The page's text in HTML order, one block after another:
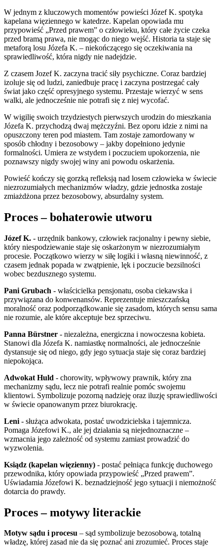
W jednym z kluczowych momentów powieści Józef K. spotyka
kapelana więziennego w katedrze. Kapelan opowiada mu
przypowieść „Przed prawem” o człowieku, który całe życie czeka
przed bramą prawa, nie mogąc do niego wejść. Historia ta staje się
metaforą losu Józefa K. – niekończącego się oczekiwania na
sprawiedliwość, która nigdy nie nadejdzie.
Z czasem Jozef K. zaczyna tracić siły psychiczne. Coraz bardziej
izoluje się od ludzi, zaniedbuje pracę i zaczyna postrzegać cały
świat jako część opresyjnego systemu. Przestaje wierzyć w sens
walki, ale jednocześnie nie potrafi się z niej wycofać.
W wigilię swoich trzydziestych pierwszych urodzin do mieszkania
Józefa K. przychodzą dwaj mężczyźni. Bez oporu idzie z nimi na
opuszczony teren pod miastem. Tam zostaje zamordowany w
sposób chłodny i bezosobowy – jakby dopełniono jedynie
formalności. Umiera ze wstydem i poczuciem upokorzenia, nie
poznawszy nigdy swojej winy ani powodu oskarżenia.
Powieść kończy się gorzką refleksją nad losem człowieka w świecie
niezrozumiałych mechanizmów władzy, gdzie jednostka zostaje
zmiażdżona przez bezosobowy, absurdalny system.
Proces – bohaterowie utworu
Józef K. - urzędnik bankowy, człowiek racjonalny i pewny siebie,
który niespodziewanie staje się oskarżonym w niezrozumiałym
procesie. Początkowo wierzy w siłę logiki i własną niewinność, z
czasem jednak popada w zwątpienie, lęk i poczucie bezsilności
wobec bezdusznego systemu.
Pani Grubach - właścicielka pensjonatu, osoba ciekawska i
przywiązana do konwenansów. Reprezentuje mieszczańską
moralność oraz podporządkowanie się zasadom, których sensu sama
nie rozumie, ale które akceptuje bez sprzeciwu.
Panna Bürstner - niezależna, energiczna i nowoczesna kobieta.
Stanowi dla Józefa K. namiastkę normalności, ale jednocześnie
dystansuje się od niego, gdy jego sytuacja staje się coraz bardziej
niepokojąca.
Adwokat Huld - chorowity, wpływowy prawnik, który zna
mechanizmy sądu, lecz nie potrafi realnie pomóc swojemu
klientowi. Symbolizuje pozorną nadzieję oraz iluzję sprawiedliwości
w świecie opanowanym przez biurokrację.
Leni - służąca adwokata, postać uwodzicielska i tajemnicza.
Pomaga Józefowi K., ale jej działania są niejednoznaczne –
wzmacnia jego zależność od systemu zamiast prowadzić do
wyzwolenia.
Ksiądz (kapelan więzienny) - postać pełniąca funkcję duchowego
przewodnika, który opowiada przypowieść „Przed prawem”.
Uświadamia Józefowi K. beznadziejność jego sytuacji i niemożność
dotarcia do prawdy.
Proces – motywy literackie
Motyw sądu i procesu – sąd symbolizuje bezosobową, totalną
władzę, której zasad nie da się poznać ani zrozumieć. Proces staje